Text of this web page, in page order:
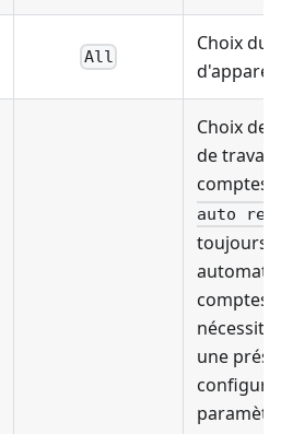
All
Choix du
d'appareil
Choix de
de travail
comptes :
auto
toujours
comptes
une